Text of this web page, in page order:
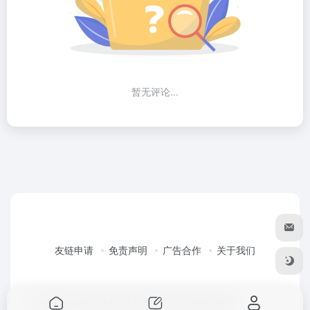
暂无评论...
友链申请 免责声明 广告合作 关于我们
Copyright © 2026 春风AI工具箱粤ICP备18096679号-2